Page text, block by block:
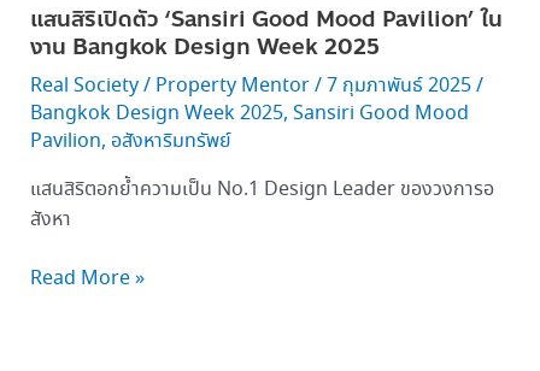
แสนสิริเปิดตัว ‘Sansiri Good Mood Pavilion’ ใน
งาน Bangkok Design Week 2025
Real Society/ Property Mentor/7 กุมภาพันธ์ 2025/
Bangkok Design Week 2025, Sansiri Good Mood
Pavilion, อสังหาริมทรัพย์
แสนสิริตอกย้ำความเป็น No.1 Design Leader ของวงการอ
สังหา
Week
2025
Read More »